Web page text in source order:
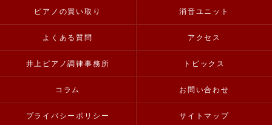
ピアノの買い取り 消音ユニット
よくある質問 アクセス
井上ピアノ調律事務所 トピックス
コラム お問い合わせ
プライバシーポリシー サイトマップ